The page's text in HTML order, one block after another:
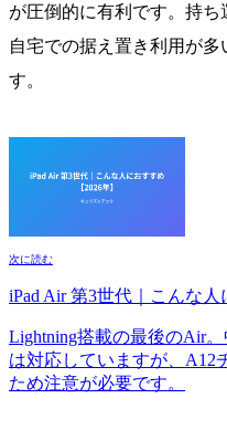
が圧倒的に有利です。持ち
自宅での据え置き利用が多
す。
次に読む
iPad Air 第3世代｜こんな人
Lightning搭載の最後のAir。
は対応していますが、A12
ため注意が必要です。